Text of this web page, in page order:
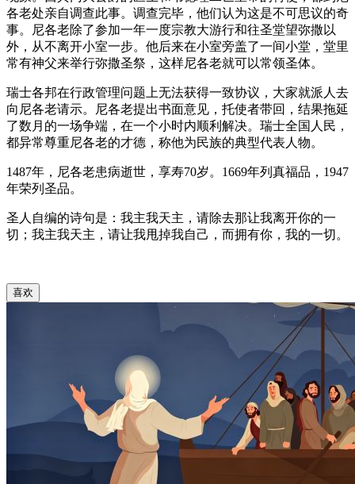
各老处亲自调查此事。调查完毕，他们认为这是不可思议的奇
事。尼各老除了参加一年一度宗教大游行和往圣堂望弥撒以
外，从不离开小室一步。他后来在小室旁盖了一间小堂，堂里
常有神父来举行弥撒圣祭，这样尼各老就可以常领圣体。
瑞士各邦在行政管理问题上无法获得一致协议，大家就派人去
向尼各老请示。尼各老提出书面意见，托使者带回，结果拖延
了数月的一场争端，在一个小时内顺利解决。瑞士全国人民，
都异常尊重尼各老的才德，称他为民族的典型代表人物。
1487年，尼各老患病逝世，享寿70岁。1669年列真福品，1947
年荣列圣品。
圣人自编的诗句是：我主我天主，请除去那让我离开你的一
切；我主我天主，请让我甩掉我自己，而拥有你，我的一切。
喜欢